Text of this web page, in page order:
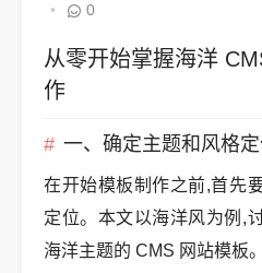
•
0
从零开始掌握海洋
作
一、确定主题和风格
在开始模板制作之前,首先
定位。本文以海洋风为例,
海洋主题的 CMS 网站模板